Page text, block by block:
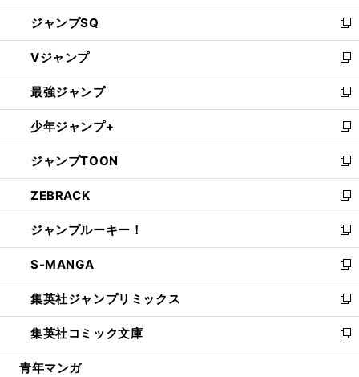
し
い
ウ
ィ
ン
ド
ウ
で
開
く
ジャンプSQ
新
し
い
ウ
ィ
ン
ド
ウ
で
開
く
Vジャンプ
新
し
い
ウ
ィ
ン
ド
ウ
で
開
く
最強ジャンプ
新
し
い
ウ
ィ
ン
ド
ウ
で
開
く
少年ジャンプ+
新
し
い
ウ
ィ
ン
ド
ウ
で
開
く
ジャンプTOON
新
し
い
ウ
ィ
ン
ド
ウ
で
開
く
ZEBRACK
新
し
い
ウ
ィ
ン
ド
ウ
で
開
ジャンプルーキー！
新
し
い
ウ
ィ
ン
ド
ウ
S-MANGA
新
し
い
ウ
ィ
ン
集英社ジャンプリミックス
新
し
い
ウ
集英社コミック文庫
新
し
青年マンガ